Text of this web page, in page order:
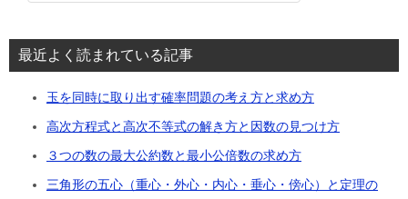
最近よく読まれている記事
玉を同時に取り出す確率問題の考え方と求め方
高次方程式と高次不等式の解き方と因数の見つけ方
３つの数の最大公約数と最小公倍数の求め方
三角形の五心（重心・外心・内心・垂心・傍心）と定理の